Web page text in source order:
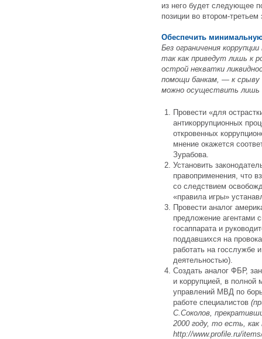
из него будет следующее
позиции во втором-
Обеспечить
Без ограничения
так как приведут лишь к
острой нехватки
помощи банкам, — к срыву
можно осуществить лишь
Провести «для
антикоррупционных
откровенных
мнение окажется
Зурабова.
Установить
правоприменения, что
со следствием
«правила игры»
Провести аналог
предложение агентами
госаппарата и
поддавшихся на
работать на госслужбе
деятельностью).
Создать аналог ФБР,
и коррупцией, в полной
управлений МВД по
работе специалистов
С.Соколов,
2000 году, то есть,
http://www.profile.ru/